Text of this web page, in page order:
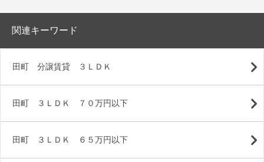
関連キーワード
田町 分譲賃貸 ３ＬＤＫ
田町 ３ＬＤＫ ７０万円以下
田町 ３ＬＤＫ ６５万円以下